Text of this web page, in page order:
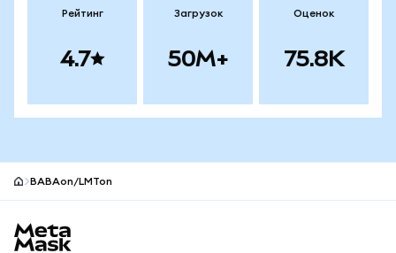
Рейтинг
4.7
Загрузок
50M+
Оценок
75.8K
BABAon/LMTon